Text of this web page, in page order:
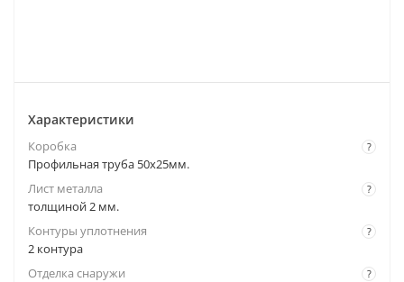
Характеристики
?
Коробка
Профильная труба 50х25мм.
?
Лист металла
толщиной 2 мм.
?
Контуры уплотнения
2 контура
?
Отделка снаружи